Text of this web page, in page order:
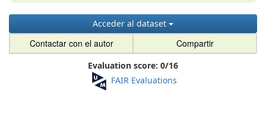
Acceder al dataset
Contactar con el autor Compartir
Evaluation score: 0/16
FAIR Evaluations